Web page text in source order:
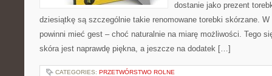
dostanie jako prezent
dziesiątkę są szczególnie takie renomowane torebki skórzane.
powinni mieć gest – choć naturalnie na miarę możliwości. Tego
skóra jest naprawdę piękna, a jeszcze na dodatek […]
CATEGORIES: PRZETWÓRSTWO ROLNE